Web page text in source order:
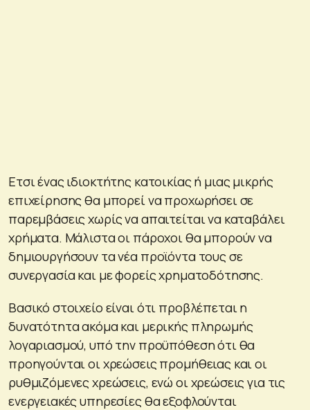
Ετσι ένας ιδιοκτήτης κατοικίας ή μιας μικρής
επιχείρησης θα μπορεί να προχωρήσει σε
παρεμβάσεις χωρίς να απαιτείται να καταβάλει
χρήματα. Μάλιστα οι πάροχοι θα μπορούν να
δημιουργήσουν τα νέα προϊόντα τους σε
συνεργασία και με φορείς χρηματοδότησης.
Βασικό στοιχείο είναι ότι προβλέπεται η
δυνατότητα ακόμα και μερικής πληρωμής
λογαριασμού, υπό την προϋπόθεση ότι θα
προηγούνται οι χρεώσεις προμήθειας και οι
ρυθμιζόμενες χρεώσεις, ενώ οι χρεώσεις για τις
ενεργειακές υπηρεσίες θα εξοφλούνται